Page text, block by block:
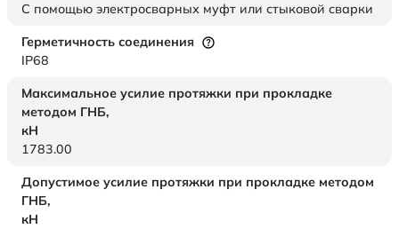
С помощью электросварных муфт или стыковой сварки
Герметичность соединения
IP68
Максимальное усилие протяжки при прокладке
методом ГНБ,
кН
1783.00
Допустимое усилие протяжки при прокладке методом
ГНБ,
кН